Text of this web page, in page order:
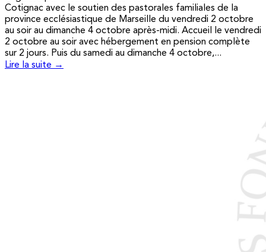
Cotignac avec le soutien des pastorales familiales de la
province ecclésiastique de Marseille du vendredi 2 octobre
au soir au dimanche 4 octobre après-midi. Accueil le vendredi
2 octobre au soir avec hébergement en pension complète
sur 2 jours. Puis du samedi au dimanche 4 octobre,...
Lire la suite →